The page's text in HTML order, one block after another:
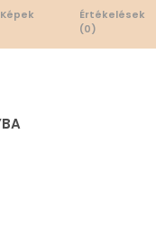
Képek
Értékelések
(0)